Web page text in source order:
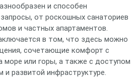
и способен
от роскошных санаториев
и частных апартаментов.
в том, что здесь можно
сочетающие комфорт с
море или горы, а также с доступом
развитой инфраструктуре.